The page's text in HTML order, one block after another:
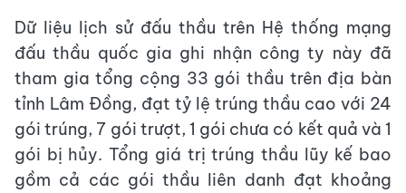
Dữ liệu lịch sử đấu thầu trên Hệ thống mạng
đấu thầu quốc gia ghi nhận công ty này đã
tham gia tổng cộng 33 gói thầu trên địa bàn
tỉnh Lâm Đồng, đạt tỷ lệ trúng thầu cao với 24
gói trúng, 7 gói trượt, 1 gói chưa có kết quả và 1
gói bị hủy. Tổng giá trị trúng thầu lũy kế bao
gồm cả các gói thầu liên danh đạt khoảng